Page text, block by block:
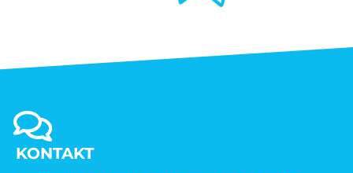
KONTAKT